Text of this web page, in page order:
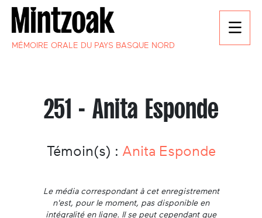
MÉMOIRE ORALE DU PAYS BASQUE NORD
251 - Anita Esponde
Témoin(s) : Anita Esponde
Le média correspondant à cet enregistrement
n'est, pour le moment, pas disponible en
intégralité en ligne. Il se peut cependant que